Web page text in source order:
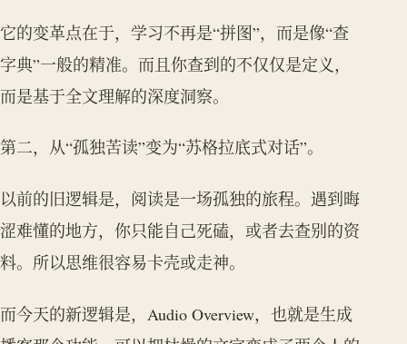
它的变革点在于，学习不再是“拼图”，而是像“查
字典”一般的精准。而且你查到的不仅仅是定义，
而是基于全文理解的深度洞察。
第二，从“孤独苦读”变为“苏格拉底式对话”。
以前的旧逻辑是，阅读是一场孤独的旅程。遇到晦
涩难懂的地方，你只能自己死磕，或者去查别的资
料。所以思维很容易卡壳或走神。
而今天的新逻辑是，Audio Overview，也就是生成